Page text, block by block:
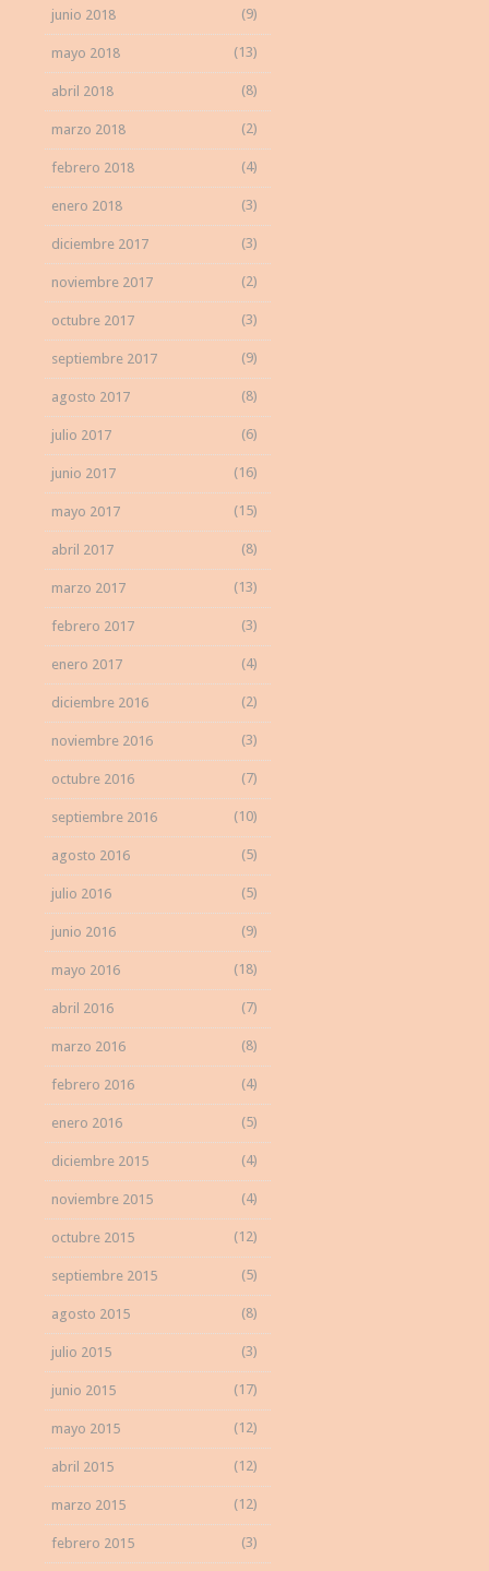
junio 2018 (9)
mayo 2018 (13)
abril 2018 (8)
marzo 2018 (2)
febrero 2018 (4)
enero 2018 (3)
diciembre 2017 (3)
noviembre 2017 (2)
octubre 2017 (3)
septiembre 2017 (9)
agosto 2017 (8)
julio 2017 (6)
junio 2017 (16)
mayo 2017 (15)
abril 2017 (8)
marzo 2017 (13)
febrero 2017 (3)
enero 2017 (4)
diciembre 2016 (2)
noviembre 2016 (3)
octubre 2016 (7)
septiembre 2016 (10)
agosto 2016 (5)
julio 2016 (5)
junio 2016 (9)
mayo 2016 (18)
abril 2016 (7)
marzo 2016 (8)
febrero 2016 (4)
enero 2016 (5)
diciembre 2015 (4)
noviembre 2015 (4)
octubre 2015 (12)
septiembre 2015 (5)
agosto 2015 (8)
julio 2015 (3)
junio 2015 (17)
mayo 2015 (12)
abril 2015 (12)
marzo 2015 (12)
febrero 2015 (3)